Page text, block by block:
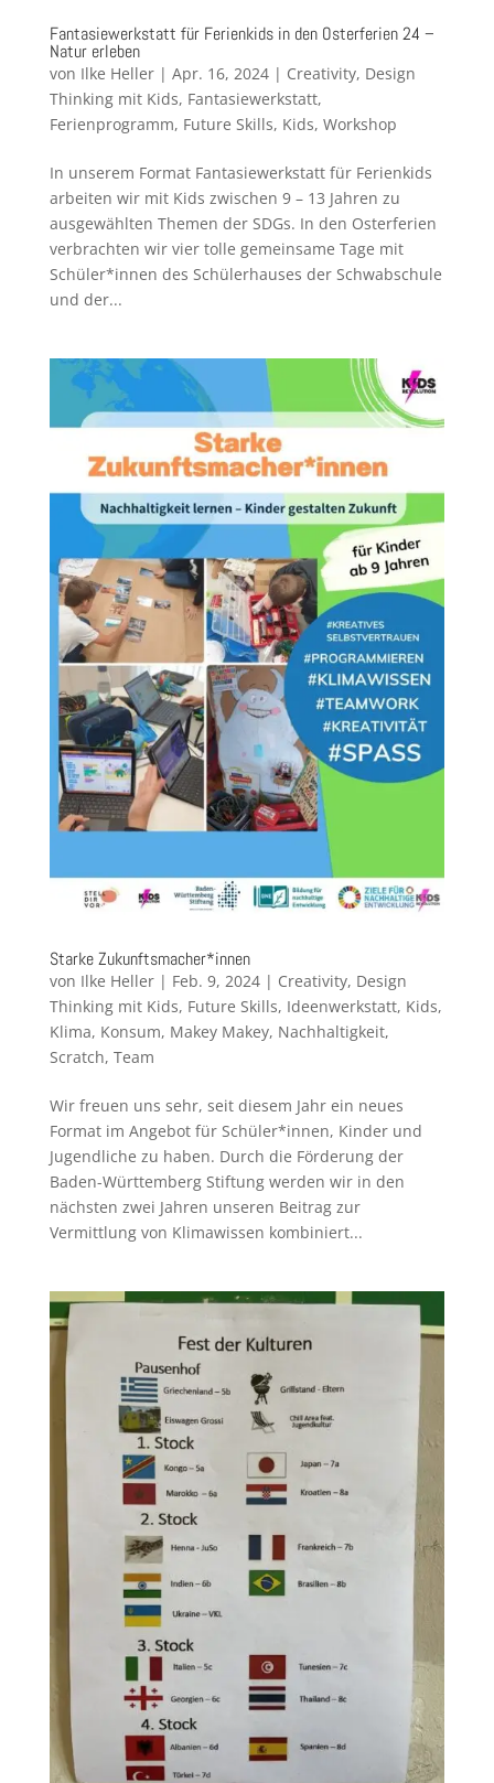
Fantasiewerkstatt für Ferienkids in den Osterferien 24 –
Natur erleben
von Ilke Heller| Apr. 16, 2024| Creativity, Design
Thinking mit Kids, Fantasiewerkstatt,
Ferienprogramm, Future Skills, Kids, Workshop
In unserem Format Fantasiewerkstatt für Ferienkids
arbeiten wir mit Kids zwischen 9 – 13 Jahren zu
ausgewählten Themen der SDGs. In den Osterferien
verbrachten wir vier tolle gemeinsame Tage mit
Schüler*innen des Schülerhauses der Schwabschule
und der...
Starke Zukunftsmacher*innen
von Ilke Heller| Feb. 9, 2024| Creativity, Design
Thinking mit Kids, Future Skills, Ideenwerkstatt, Kids,
Klima, Konsum, Makey Makey, Nachhaltigkeit,
Scratch, Team
Wir freuen uns sehr, seit diesem Jahr ein neues
Format im Angebot für Schüler*innen, Kinder und
Jugendliche zu haben. Durch die Förderung der
Baden-Württemberg Stiftung werden wir in den
nächsten zwei Jahren unseren Beitrag zur
Vermittlung von Klimawissen kombiniert...